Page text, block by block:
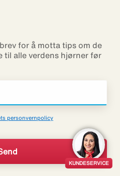
for å motta tips om de
til alle verdens hjørner før
personvernpolicy
KUNDESERVICE